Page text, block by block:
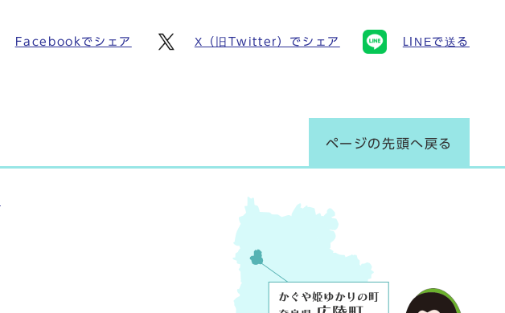
Facebookでシェア X（旧Twitter）でシェア LINEで送る
ページの先頭へ戻る